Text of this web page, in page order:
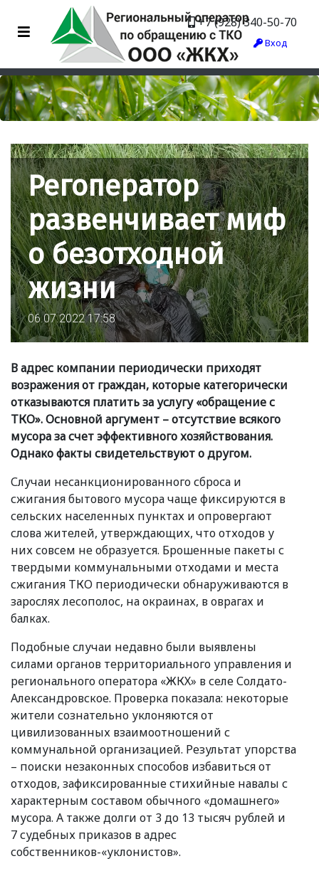
+7 (928) 340-50-70
Вход
Регоператор
развенчивает миф
о безотходной
жизни
06.07.2022 17:58
В адрес компании периодически приходят
возражения от граждан, которые категорически
отказываются платить за услугу «обращение с
ТКО». Основной аргумент – отсутствие всякого
мусора за счет эффективного хозяйствования.
Однако факты свидетельствуют о другом.
Случаи несанкционированного сброса и
сжигания бытового мусора чаще фиксируются в
сельских населенных пунктах и опровергают
слова жителей, утверждающих, что отходов у
них совсем не образуется. Брошенные пакеты с
твердыми коммунальными отходами и места
сжигания ТКО периодически обнаруживаются в
зарослях лесополос, на окраинах, в оврагах и
балках.
Подобные случаи недавно были выявлены
силами органов территориального управления и
регионального оператора «ЖКХ» в селе Солдато-
Александровское. Проверка показала: некоторые
жители сознательно уклоняются от
цивилизованных взаимоотношений с
коммунальной организацией. Результат упорства
– поиски незаконных способов избавиться от
отходов, зафиксированные стихийные навалы с
характерным составом обычного «домашнего»
мусора. А также долги от 3 до 13 тысяч рублей и
7 судебных приказов в адрес
собственников-«уклонистов».